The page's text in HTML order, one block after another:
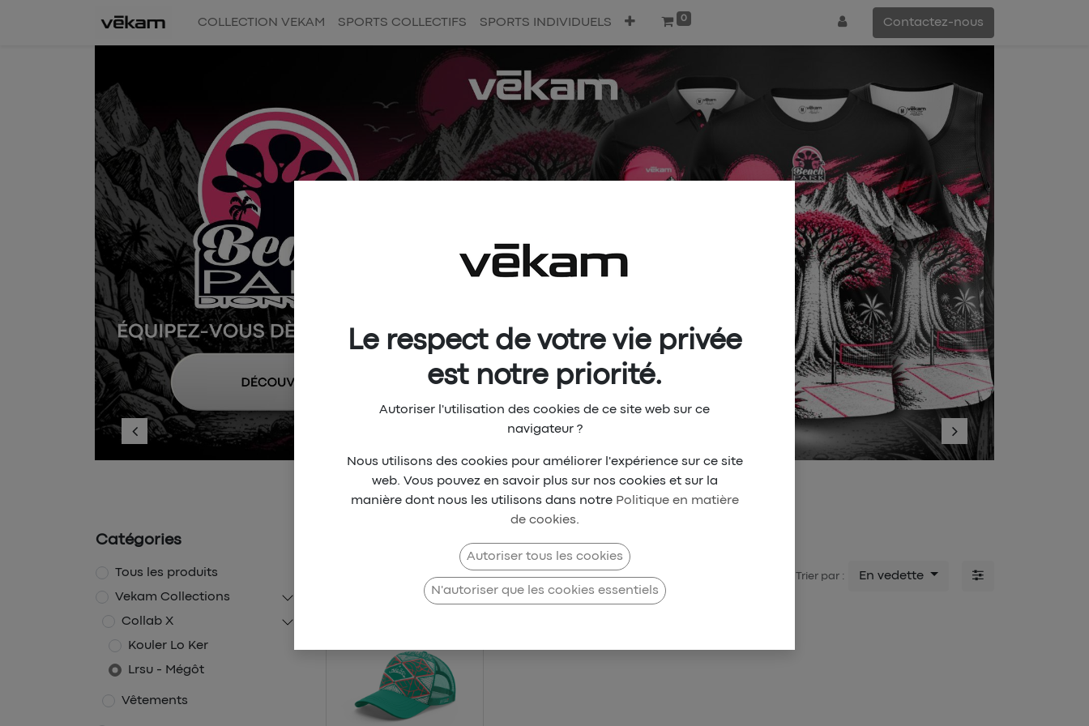
COLLECTION VEKAM SPORTS COLLECTIFS SPORTS INDIVIDUELS 0 Contactez-nous
Suivant
Retrouvez notre collection Beach park Dionysien
Catégories
Tous les produits
Vekam Collections
Collab X
Kouler Lo Ker
Lrsu - Mégôt
Vêtements
Trier par : En vedette
Le respect de votre vie privée
est notre priorité.
Autoriser l'utilisation des cookies de ce site web sur ce
navigateur ?
Nous utilisons des cookies pour améliorer l'expérience sur ce site
web. Vous pouvez en savoir plus sur nos cookies et sur la
manière dont nous les utilisons dans notre Politique en matière
de cookies
Autoriser tous les cookies
N'autoriser que les cookies essentiels